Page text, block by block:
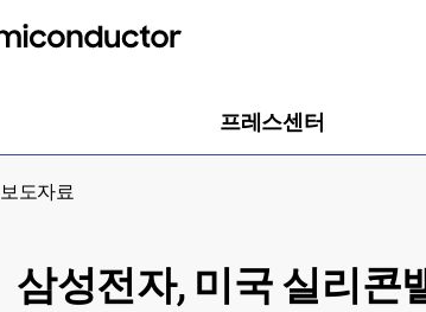
프레스센터
보도자료
삼성전자, 미국 실리콘